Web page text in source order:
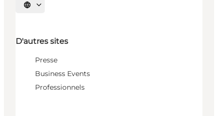
Choisissez la langue
D'autres sites
Presse
Business Events
Professionnels